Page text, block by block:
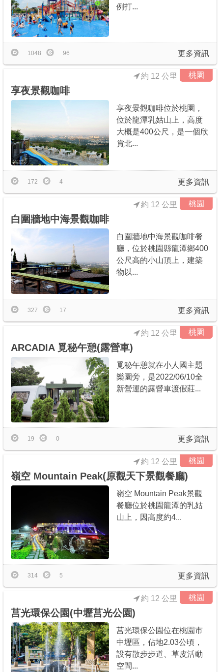
例打...
更多資訊
1048 96
桃園
享夜景觀咖啡
約 12 公里
享夜景觀咖啡位於桃園，
位於龍潭乳姑山上，高度
大概是400公尺，是一個欣
賞北...
更多資訊
172 4
桃園
白圍牆地中海景觀咖啡
約 12 公里
白圍牆地中海景觀咖啡餐
廳，位於桃園縣龍潭鄉400
公尺高的小山頂上，建築
物以...
更多資訊
327 17
桃園
ARCADIA 覓秘午憩(露營車)
約 12 公里
覓秘午憩就在小人國主題
樂園旁，是2022/06/10全
新營運的露營車渡假莊...
更多資訊
19 0
桃園
嶺空 Mountain Peak(原觀天下景觀餐廳)
約 12 公里
嶺空 Mountain Peak景觀
餐廳位於桃園龍潭的乳姑
山上，因高度約4...
更多資訊
314 5
桃園
莒光環保公園(中壢莒光公園)
約 12 公里
莒光環保公園位在桃園市
中壢區，佔地2.03公頃，
設有散步步道、草皮活動
空間...